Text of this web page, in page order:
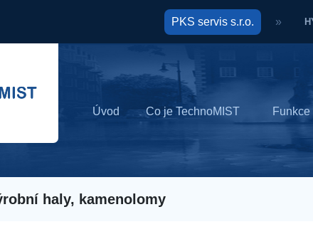
PKS servis s.r.o. »
Úvod Co je TechnoMIST
haly, kamenolomy